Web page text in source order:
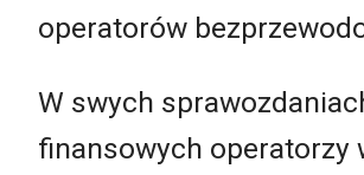
operatorów
W swych
finansowych operatorzy